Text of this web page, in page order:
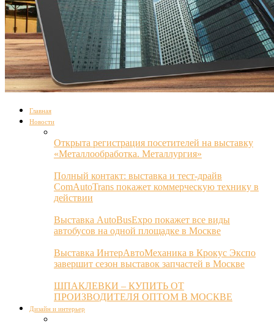
Главная
Новости
Открыта регистрация посетителей на выставку
«Металлообработка. Металлургия»
Полный контакт: выставка и тест-драйв
ComAutoTrans покажет коммерческую технику в
действии
Выставка AutoBusExpo покажет все виды
автобусов на одной площадке в Москве
Выставка ИнтерАвтоМеханика в Крокус Экспо
завершит сезон выставок запчастей в Москве
ШПАКЛЕВКИ – КУПИТЬ ОТ
ПРОИЗВОДИТЕЛЯ ОПТОМ В МОСКВЕ
Дизайн и интерьер